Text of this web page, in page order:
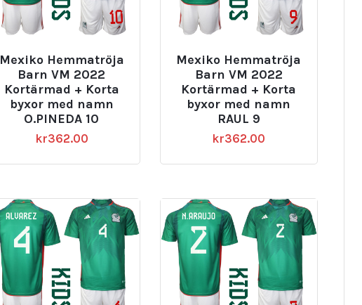
Mexiko Hemmatröja
Barn VM 2022
Kortärmad + Korta
byxor med namn
O.PINEDA 10
kr362.00
Mexiko Hemmatröja
Barn VM 2022
Kortärmad + Korta
byxor med namn
RAUL 9
kr362.00